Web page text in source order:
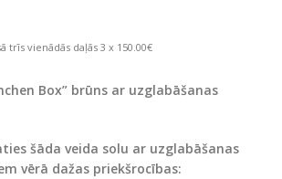
trīs vienādās daļās 3 x 150.00€
Box” brūns ar uzglabāšanas
šāda veida solu ar uzglabāšanas
vērā dažas priekšrocības: